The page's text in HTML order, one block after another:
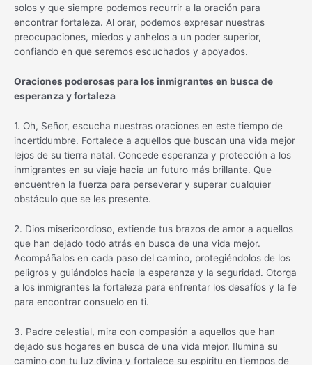
solos y que siempre podemos recurrir a la oración para
encontrar fortaleza. Al orar, podemos expresar nuestras
preocupaciones, miedos y anhelos a un poder superior,
confiando en que seremos escuchados y apoyados.
Oraciones poderosas para los inmigrantes en busca de
esperanza y fortaleza
1. Oh, Señor, escucha nuestras oraciones en este tiempo de
incertidumbre. Fortalece a aquellos que buscan una vida mejor
lejos de su tierra natal. Concede esperanza y protección a los
inmigrantes en su viaje hacia un futuro más brillante. Que
encuentren la fuerza para perseverar y superar cualquier
obstáculo que se les presente.
2. Dios misericordioso, extiende tus brazos de amor a aquellos
que han dejado todo atrás en busca de una vida mejor.
Acompáñalos en cada paso del camino, protegiéndolos de los
peligros y guiándolos hacia la esperanza y la seguridad. Otorga
a los inmigrantes la fortaleza para enfrentar los desafíos y la fe
para encontrar consuelo en ti.
3. Padre celestial, mira con compasión a aquellos que han
dejado sus hogares en busca de una vida mejor. Ilumina su
camino con tu luz divina y fortalece su espíritu en tiempos de